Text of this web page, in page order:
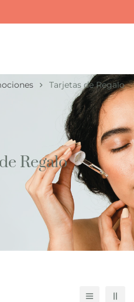
Tarjetas de Regalo
Regalo